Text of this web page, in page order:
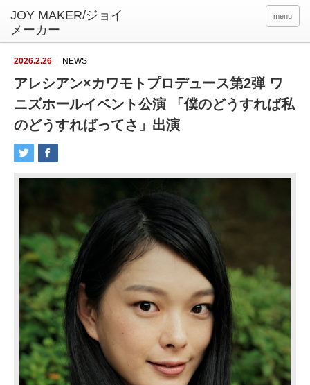
menu
2026.2.26 NEWS
アレシアン×カワモトプロデュース第2弾 ワ
ニズホールイベント公演 「僕のどうすれば私
のどうすればってさ」出演